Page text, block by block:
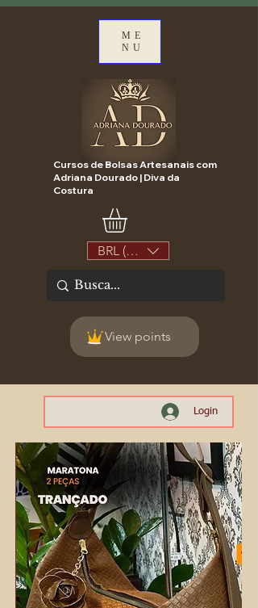
ME
NU
Cursos de Bolsas Artesanais com
Adriana Dourado | Diva da
Costura
BRL (R$)
View points
Login